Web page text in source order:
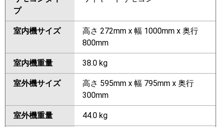
プ
室内機サイズ
高さ 272mm x 幅 1000mm x 奥行
800mm
室内機重量 38.0 kg
室外機サイズ
高さ 595mm x 幅 795mm x 奥行
300mm
室外機重量 44.0 kg